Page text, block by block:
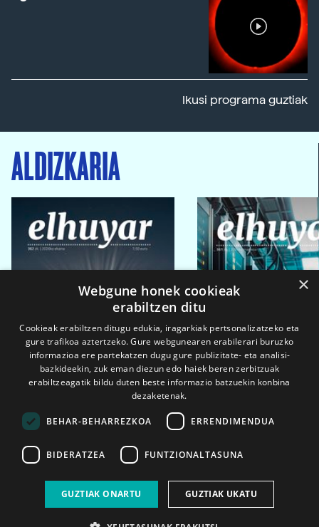
Ikusi programa guztiak
ALDIZKARIA
2026ko eka. 1a 2026ko mar. 1a
×
Webgune honek cookieak
erabiltzen ditu
Cookieak erabiltzen ditugu edukia, iragarkiak pertsonalizatzeko eta
gure trafikoa aztertzeko. Gure webgunearen erabilerari buruzko
informazioa ere partekatzen dugu gure publizitate- eta analisi-
bazkideekin, zuk eman diezun edo haiek beren zerbitzuak
erabiltzeagatik bildu duten beste informazio batzuekin konbina
dezaketenak.
BEHAR-BEHARREZKOA ERRENDIMENDUA
BIDERATZEA FUNTZIONALTASUNA
GUZTIAK ONARTU GUZTIAK UKATU